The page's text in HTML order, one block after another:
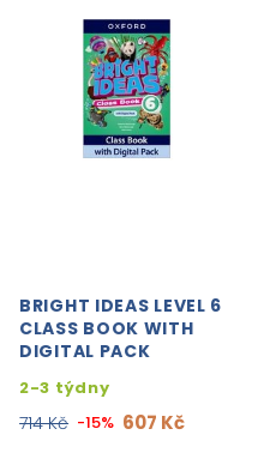
BRIGHT IDEAS LEVEL 6
CLASS BOOK WITH
DIGITAL PACK
2-3 týdny
714 Kč -15% 607 Kč